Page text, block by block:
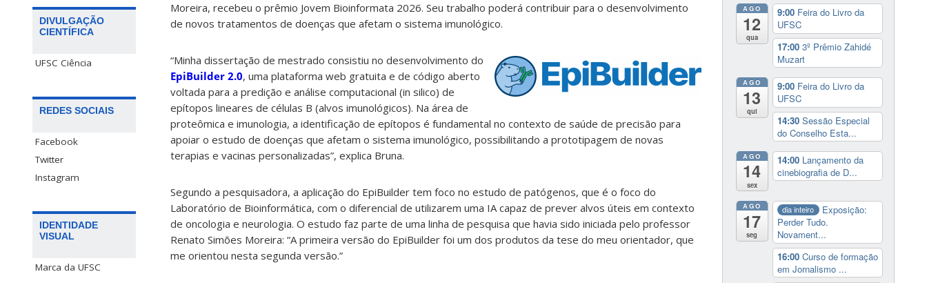
DIVULGAÇÃO
CIENTÍFICA
UFSC Ciência
REDES SOCIAIS
Facebook
Twitter
Instagram
IDENTIDADE
VISUAL
Marca da UFSC
Moreira, recebeu o prêmio Jovem Bioinformata 2026. Seu trabalho poderá contribuir para o desenvolvimento
de novos tratamentos de doenças que afetam o sistema imunológico.
“Minha dissertação de mestrado consistiu no desenvolvimento do
EpiBuilder 2.0, uma plataforma web gratuita e de código aberto
voltada para a predição e análise computacional (in silico) de
epítopos lineares de células B (alvos imunológicos). Na área de
proteômica e imunologia, a identificação de epítopos é fundamental no contexto de saúde de precisão para
apoiar o estudo de doenças que afetam o sistema imunológico, possibilitando a prototipagem de novas
terapias e vacinas personalizadas”, explica Bruna.
Segundo a pesquisadora, a aplicação do EpiBuilder tem foco no estudo de patógenos, que é o foco do
Laboratório de Bioinformática, com o diferencial de utilizarem uma IA capaz de prever alvos úteis em contexto
de oncologia e neurologia. O estudo faz parte de uma linha de pesquisa que havia sido iniciada pelo professor
Renato Simões Moreira: “A primeira versão do EpiBuilder foi um dos produtos da tese do meu orientador, que
me orientou nesta segunda versão.”
AGO
12
qua
9:00 Feira do Livro da
UFSC
17:00 3º Prêmio Zahidé
Muzart
AGO
13
qui
9:00 Feira do Livro da
UFSC
14:30 Sessão Especial
do Conselho Esta...
AGO
14
sex
14:00 Lançamento da
cinebiografia de D...
AGO
17
seg
dia inteiro
Exposição:
Perder Tudo.
Novament...
16:00 Curso de formação
em Jornalismo ...